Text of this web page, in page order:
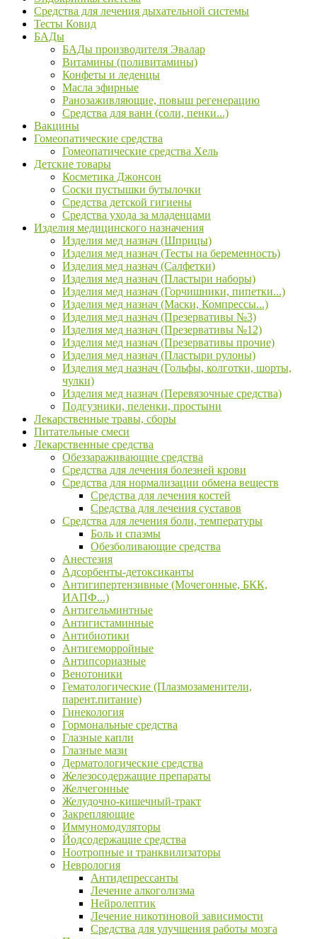
Средства для лечения дыхательной системы
Тесты Ковид
БАДы
БАДы производителя Эвалар
Витамины (поливитамины)
Конфеты и леденцы
Масла эфирные
Ранозаживляющие, повыш регенерацию
Средства для ванн (соли, пенки...)
Вакцины
Гомеопатические средства
Гомеопатические средства Хель
Детские товары
Косметика Джонсон
Соски пустышки бутылочки
Средства детской гигиены
Средства ухода за младенцами
Изделия медицинского назначения
Изделия мед назнач (Шприцы)
Изделия мед назнач (Тесты на беременность)
Изделия мед назнач (Салфетки)
Изделия мед назнач (Пластыри наборы)
Изделия мед назнач (Горчишники, пипетки...)
Изделия мед назнач (Маски, Компрессы...)
Изделия мед назнач (Презервативы №3)
Изделия мед назнач (Презервативы №12)
Изделия мед назнач (Презервативы прочие)
Изделия мед назнач (Пластыри рулоны)
Изделия мед назнач (Гольфы, колготки, шорты,
чулки)
Изделия мед назнач (Перевязочные средства)
Подгузники, пеленки, простыни
Лекарственные травы, сборы
Питательные смеси
Лекарственные средства
Обеззараживающие средства
Средства для лечения болезней крови
Средства для нормализации обмена веществ
Средства для лечения костей
Средства для лечения суставов
Средства для лечения боли, температуры
Боль и спазмы
Обезболивающие средства
Анестезия
Адсорбенты-детоксиканты
Антигипертензивные (Мочегонные, БКК,
ИАПФ...)
Антигельминтные
Антигистаминные
Антибиотики
Антигеморройные
Антипсориазные
Венотоники
Гематологические (Плазмозаменители,
парент.питание)
Гинекология
Гормональные средства
Глазные капли
Глазные мази
Дерматологические средства
Железосодержащие препараты
Желчегонные
Желудочно-кишечный-тракт
Закрепляющие
Иммуномодуляторы
Йодсодержащие средства
Ноотропные и транквилизаторы
Неврология
Антидепрессанты
Лечение алкоголизма
Нейролептик
Лечение никотиновой зависимости
Средства для улучшения работы мозга